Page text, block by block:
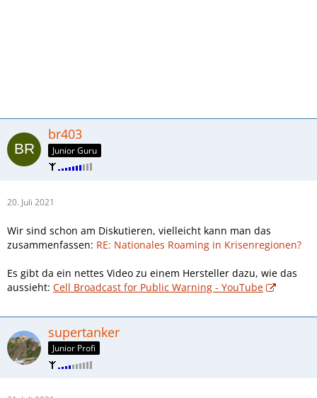
br403
Junior Guru
20. Juli 2021
Wir sind schon am Diskutieren, vielleicht kann man das
zusammenfassen: RE: Nationales Roaming in Krisenregionen?
Es gibt da ein nettes Video zu einem Hersteller dazu, wie das
aussieht: Cell Broadcast for Public Warning - YouTube
supertanker
Junior Profi